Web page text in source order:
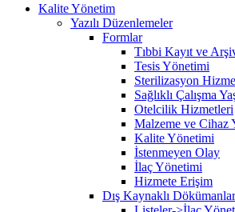
Kalite Yönetim
Yazılı Düzenlemeler
Formlar
Tıbbi Kayıt ve
Tesis Yönetimi
Sterilizasyon
Sağlıklı Çalışma
Otelcilik Hizmetleri
Malzeme ve Cihaz
Kalite Yönetimi
İstenmeyen Olay
İlaç Yönetimi
Hizmete Erişim
Dış Kaynaklı Dökümanlar